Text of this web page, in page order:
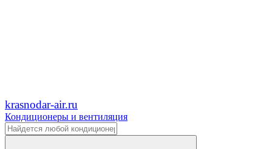
krasnodar-air.ru
Кондиционеры и вентиляция